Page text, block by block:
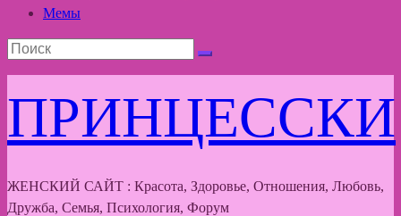
Мемы
ПРИНЦЕССКИ
ЖЕНСКИЙ САЙТ : Красота, Здоровье, Отношения, Любовь,
Дружба, Семья, Психология, Форум